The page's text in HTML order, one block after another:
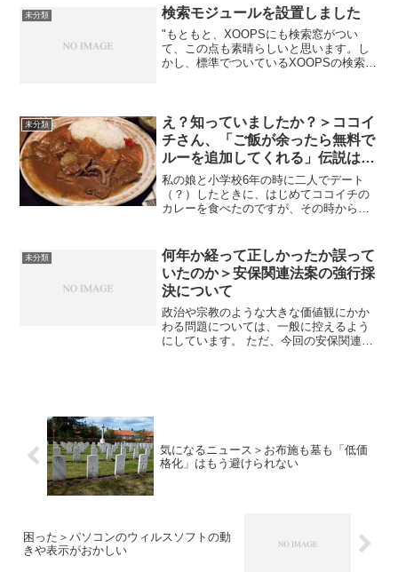
がつながらなくなってしまったので、復
旧して...
未分類 検索モジュールを設置しました
"もともと、XOOPSにも検索窓がつい
て、この点も素晴らしいと思います。し
かし、標準でついているXOOPSの検索機
機能を使う場合の...
未分類
え？知っていましたか？＞ココイ
チさん、「ご飯が余ったら無料で
ルーを追加してくれる」伝説は本
当だったんですね！
私の娘と小学校6年の時に二人でデート
（？）したときに、はじめてココイチの
カレーを食べたのですが、その時から、
スを見て、おぉぉぉぉ、と思いました。
内容は、 ココイチさ...
未分類
何年か経って正しかったか誤って
いたのか＞安保関連法案の強行採
決について
政治や宗教のような大きな価値観にかか
わる問題については、一般に控えるよう
にしています。 ただ、今回の安保関連法
気になるニュース＞お布施も墓も「低価
格化」はもう避けられない
困った＞パソコンのウィルスソフトの動
きや表示がおかしい